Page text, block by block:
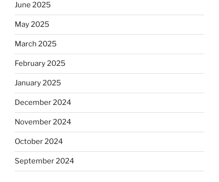
June 2025
May 2025
March 2025
February 2025
January 2025
December 2024
November 2024
October 2024
September 2024